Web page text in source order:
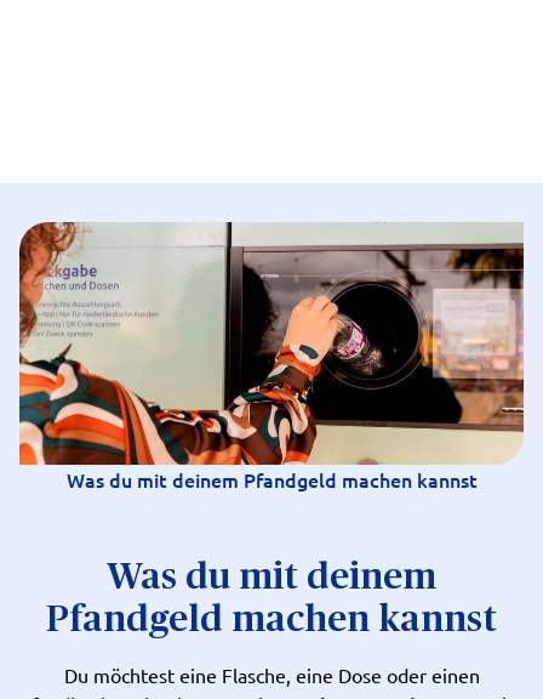
Was du mit deinem Pfandgeld machen kannst
Was du mit deinem
Pfandgeld machen kannst
Du möchtest eine Flasche, eine Dose oder einen